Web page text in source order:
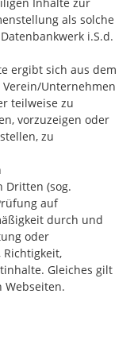
als solche
i.S.d.
ergibt sich aus dem
Verein/Unternehmen
teilweise zu
vorzuzeigen oder
zu
Dritten (sog.
auf
durch und
oder
Gleiches gilt